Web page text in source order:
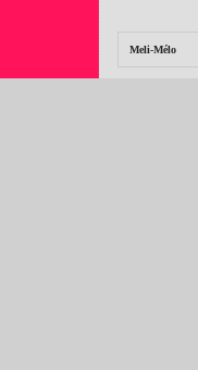
Meli-Mélo